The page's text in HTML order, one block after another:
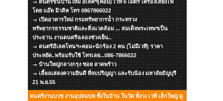
ดนตรีขึ้นบ้านใหม่ อีเลคฯ(คอม) เวที 6 เมตร เครื่องเสียงไฟ
โดย แอ๊ด มิวสิค โทร 0867866022
เปิดอาคารใหม่ กรมทรัพยากรน้ำ กระทรวง
ทรัพยากรธรรมชาติและสิ่งแวดล้อม ... สมเด็จพระเทพฯเป็น
ประธาน งานดนตรีฉลองช่วงเย็น..
ดนตรีอีเลคโทนฯ+คอม+นักร้อง 2 คน (ไม่มีเวที) ราคา
ประหยัด..พร้อมรับใช้ โทรเลย...086-7866022
บ้านใหญ่กลางกรุง ซอย ลาดพร้าว
เลี้ยงแสดงความยินดี พี่จบปริญญา และรับน้อง มหาลัยธัญบุรี
21 พ.ย.55
ดนตรีงานบวช งานอุปสมบท ทั้งในบ้าน ในวัด ทั้งวง เวที เล็กใหญ่ ดู